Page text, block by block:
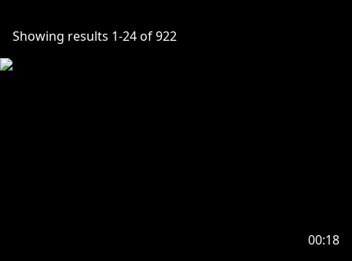
Showing results 1-24of922
00:18